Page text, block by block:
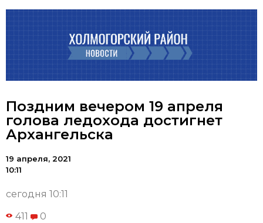
Поздним вечером 19 апреля
голова ледохода достигнет
Архангельска
19 апреля, 2021
10:11
сегодня 10:11
411 0